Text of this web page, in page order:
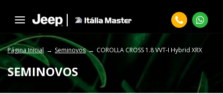
Página Inicial Seminovos COROLLA CROSS 1.8 VVT-I Hybrid XRX
SEMINOVOS